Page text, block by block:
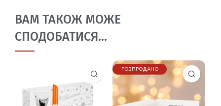
ВАМ ТАКОЖ МОЖЕ
СПОДОБАТИСЯ…
РОЗПРОДАНО